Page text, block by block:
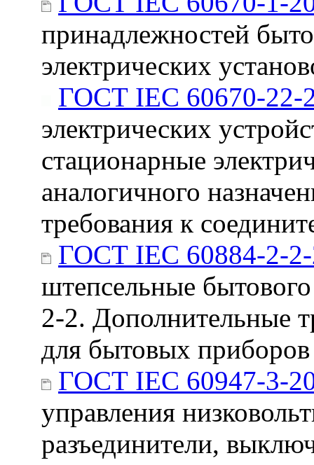
принадлежностей
электрических
ГОСТ IEC 60670-22-
электрических
стационарные
аналогичного
требования к
ГОСТ IEC 60884-2-
штепсельные
2-2. Дополнительные
для бытовых приборов
ГОСТ IEC 60947-3-
управления
разъединители,